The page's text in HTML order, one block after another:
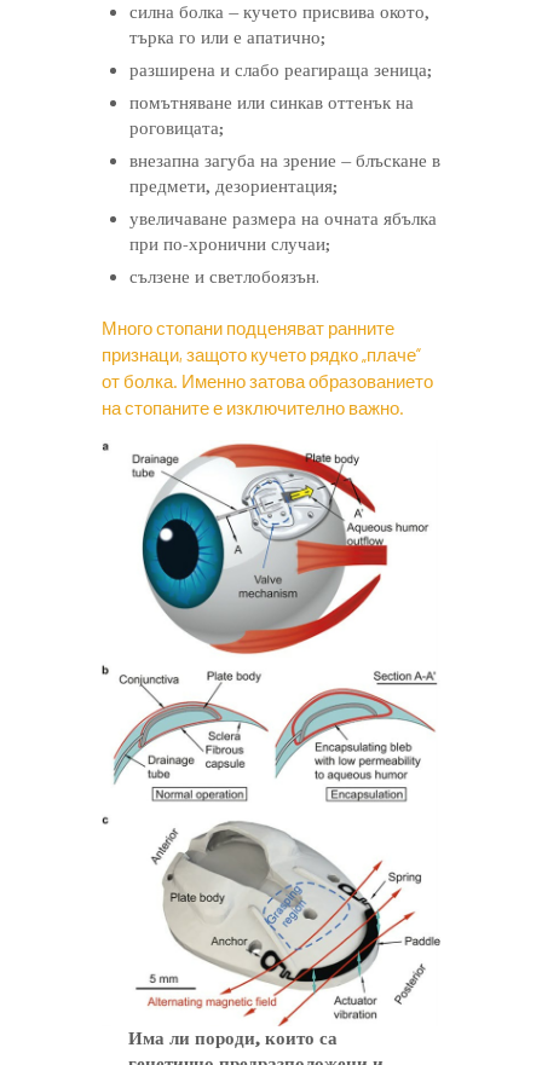
силна болка – кучето присвива окото,
търка го или е апатично;
разширена и слабо реагираща зеница;
помътняване или синкав оттенък на
роговицата;
внезапна загуба на зрение – блъскане в
предмети, дезориентация;
увеличаване размера на очната ябълка
при по-хронични случаи;
сълзене и светлобоязън.
Много стопани подценяват ранните
признаци, защото кучето рядко „плаче“
от болка. Именно затова образованието
на стопаните е изключително важно.
Има ли породи, които са